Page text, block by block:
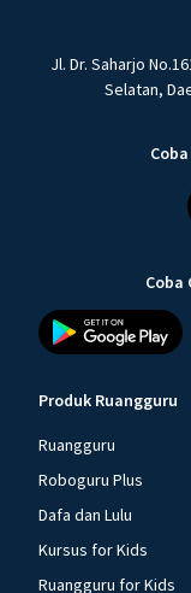
Jl. Dr. Saharjo
Selatan,
Coba
Produk Ruangguru
Ruangguru
Roboguru Plus
Dafa dan Lulu
Kursus for Kids
Ruangguru for Kids